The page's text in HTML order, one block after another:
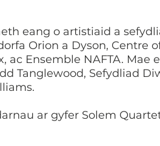
eang o artistiaid a
Orion a Dyson, Centre
Ensemble NAFTA. Mae
Tanglewood, Sefydliad
ar gyfer Solem